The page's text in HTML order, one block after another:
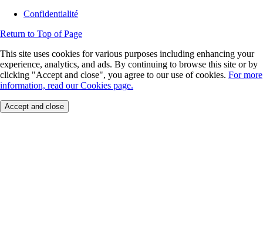
Confidentialité
Return to Top of Page
This site uses cookies for various purposes including enhancing your
experience, analytics, and ads. By continuing to browse this site or by
clicking "Accept and close", you agree to our use of cookies. For more
information, read our Cookies page.
Accept and close